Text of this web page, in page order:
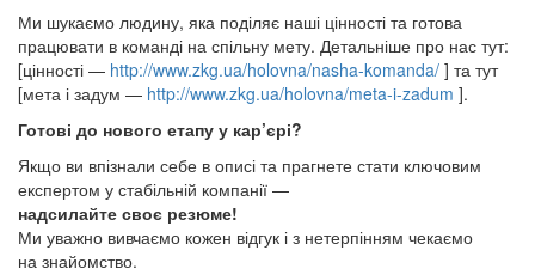
Ми шукаємо людину, яка поділяє наші цінності та готова
працювати в команді на спільну мету. Детальніше про нас тут:
[цінності — http://www.zkg.ua/holovna/nasha-komanda/ ] та тут
[мета і задум — http://www.zkg.ua/holovna/meta-i-zadum ].
Готові до нового етапу у кар’єрі?
Якщо ви впізнали себе в описі та прагнете стати ключовим
експертом у стабільній компанії —
надсилайте своє резюме!
Ми уважно вивчаємо кожен відгук і з нетерпінням чекаємо
на знайомство.